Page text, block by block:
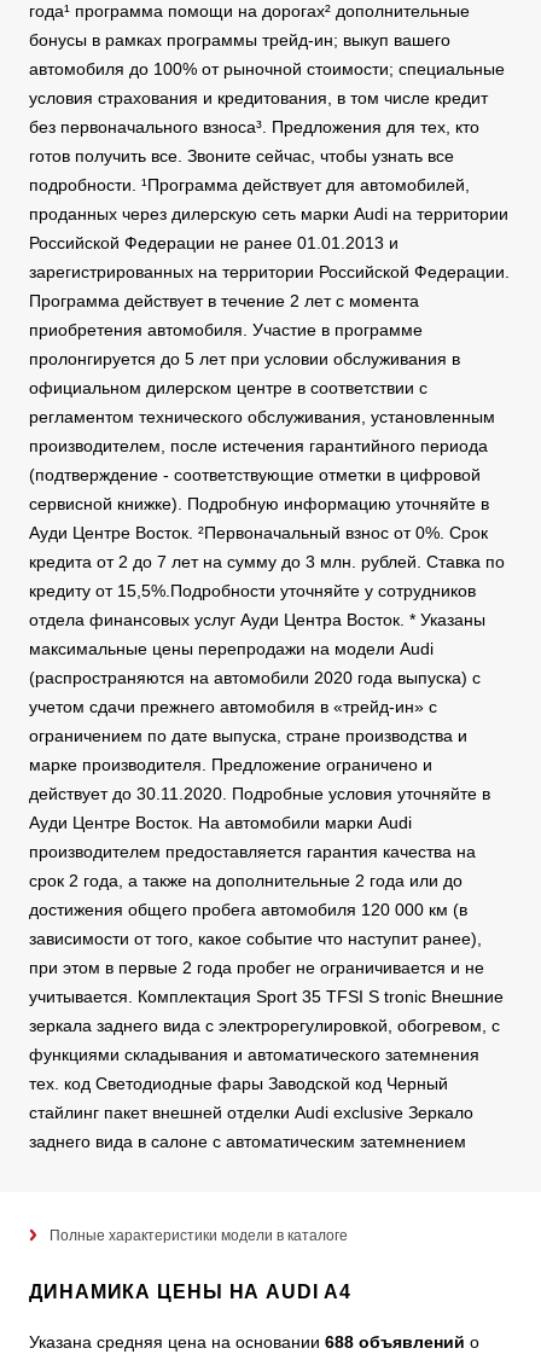
года¹ программа помощи на дорогах² дополнительные
бонусы в рамках программы трейд-ин; выкуп вашего
автомобиля до 100% от рыночной стоимости; специальные
условия страхования и кредитования, в том числе кредит
без первоначального взноса³. Предложения для тех, кто
готов получить все. Звоните сейчас, чтобы узнать все
подробности. ¹Программа действует для автомобилей,
проданных через дилерскую сеть марки Audi на территории
Российской Федерации не ранее 01.01.2013 и
зарегистрированных на территории Российской Федерации.
Программа действует в течение 2 лет с момента
приобретения автомобиля. Участие в программе
пролонгируется до 5 лет при условии обслуживания в
официальном дилерском центре в соответствии с
регламентом технического обслуживания, установленным
производителем, после истечения гарантийного периода
(подтверждение - соответствующие отметки в цифровой
сервисной книжке). Подробную информацию уточняйте в
Ауди Центре Восток. ²Первоначальный взнос от 0%. Срок
кредита от 2 до 7 лет на сумму до 3 млн. рублей. Ставка по
кредиту от 15,5%.Подробности уточняйте у сотрудников
отдела финансовых услуг Ауди Центра Восток. * Указаны
максимальные цены перепродажи на модели Audi
(распространяются на автомобили 2020 года выпуска) с
учетом сдачи прежнего автомобиля в «трейд-ин» с
ограничением по дате выпуска, стране производства и
марке производителя. Предложение ограничено и
действует до 30.11.2020. Подробные условия уточняйте в
Ауди Центре Восток. На автомобили марки Audi
производителем предоставляется гарантия качества на
срок 2 года, а также на дополнительные 2 года или до
достижения общего пробега автомобиля 120 000 км (в
зависимости от того, какое событие что наступит ранее),
при этом в первые 2 года пробег не ограничивается и не
учитывается. Комплектация Sport 35 TFSI S tronic Внешние
зеркала заднего вида с электрорегулировкой, обогревом, с
функциями складывания и автоматического затемнения
тех. код Светодиодные фары Заводской код Черный
стайлинг пакет внешней отделки Audi exclusive Зеркало
заднего вида в салоне с автоматическим затемнением
Полные характеристики модели в каталоге
ДИНАМИКА ЦЕНЫ НА AUDI A4
Указана средняя цена на основании 688 объявлений о